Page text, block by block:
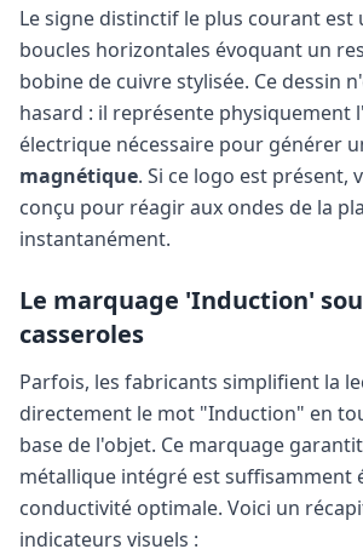
Le signe distinctif le plus courant est
boucles horizontales évoquant un
bobine de cuivre stylisée. Ce dessin
hasard : il représente physiquement
électrique nécessaire pour générer
magnétique. Si ce logo est présent,
conçu pour réagir aux ondes de la
instantanément.
Le marquage 'Induction'
casseroles
Parfois, les fabricants simplifient la
directement le mot "Induction" en
base de l'objet. Ce marquage
métallique intégré est suffisamment
conductivité optimale. Voici un
indicateurs visuels :